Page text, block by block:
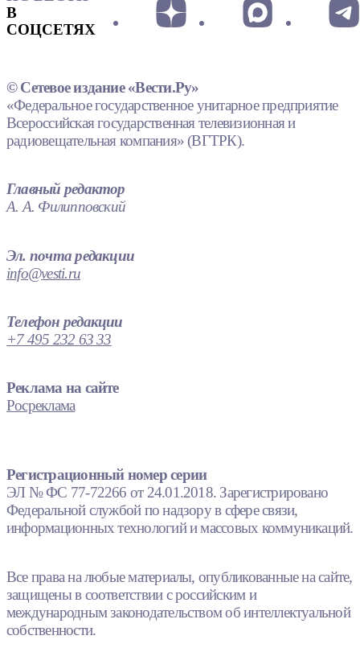
В
СОЦСЕТЯХ
© Сетевое издание «Вести.Ру»
«Федеральное государственное унитарное предприятие
Всероссийская государственная телевизионная и
радиовещательная компания» (ВГТРК).
Главный редактор
А. А. Филипповский
Эл. почта редакции
info@vesti.ru
Телефон редакции
+7 495 232 63 33
Реклама на сайте
Росреклама
Регистрационный номер серии
ЭЛ № ФС 77-72266 от 24.01.2018. Зарегистрировано
Федеральной службой по надзору в сфере связи,
информационных технологий и массовых коммуникаций.
Все права на любые материалы, опубликованные на сайте,
защищены в соответствии с российским и
международным законодательством об интеллектуальной
собственности.